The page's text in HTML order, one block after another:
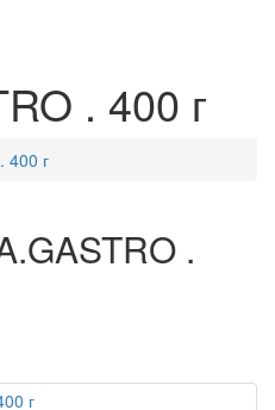
. 400 г
400 г
.